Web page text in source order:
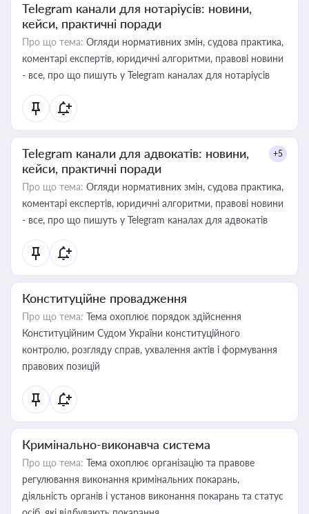
Telegram канали для нотаріусів: новини,
кейси, практичні поради
Про що тема: Огляди нормативних змін, судова практика,
коментарі експертів, юридичні алгоритми, правові новини
- все, про що пишуть у Telegram каналах для нотаріусів
Telegram канали для адвокатів: новини,
кейси, практичні поради
+5
Про що тема: Огляди нормативних змін, судова практика,
коментарі експертів, юридичні алгоритми, правові новини
- все, про що пишуть у Telegram каналах для адвокатів
Конституційне провадження
Про що тема: Тема охоплює порядок здійснення
Конституційним Судом України конституційного
контролю, розгляду справ, ухвалення актів і формування
правових позицій
Кримінально-виконавча система
Про що тема: Тема охоплює організацію та правове
регулювання виконання кримінальних покарань,
діяльність органів і установ виконання покарань та статус